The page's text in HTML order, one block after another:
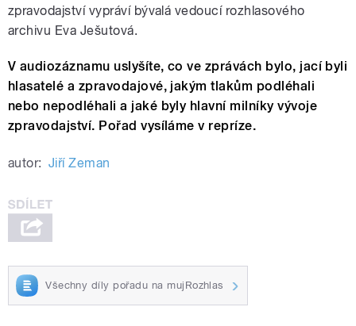
zpravodajství vypráví bývalá vedoucí rozhlasového
archivu Eva Ješutová.
V audiozáznamu uslyšíte, co ve zprávách bylo, jací byli
hlasatelé a zpravodajové, jakým tlakům podléhali
nebo nepodléhali a jaké byly hlavní milníky vývoje
zpravodajství. Pořad vysíláme v repríze.
autor: Jiří Zeman
Všechny díly pořadu na mujRozhlas